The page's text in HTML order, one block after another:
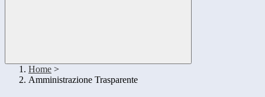
Home >
Amministrazione Trasparente